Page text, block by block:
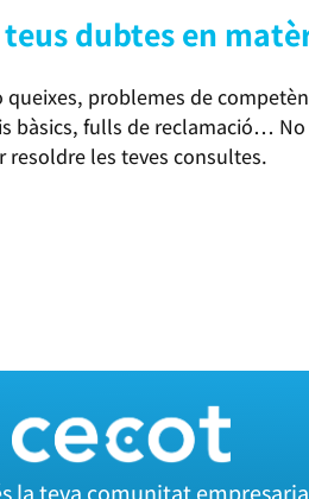
dubtes en
problemes de
bàsics, fulls de reclamació…
resoldre les teves consultes.